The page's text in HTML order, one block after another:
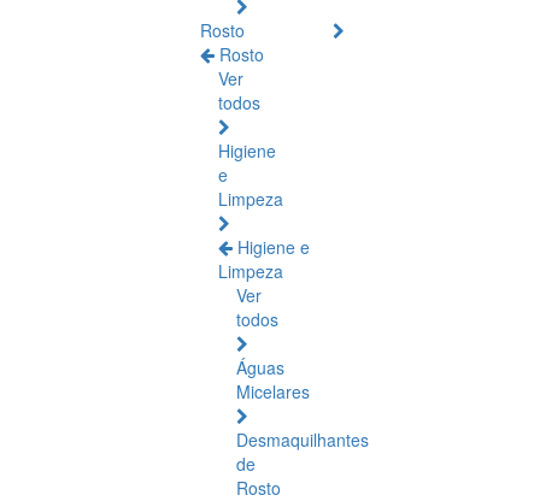
Rosto
Rosto
Ver
todos
Higiene
e
Limpeza
Higiene e
Limpeza
Ver
todos
Águas
Micelares
Desmaquilhantes
de
Rosto